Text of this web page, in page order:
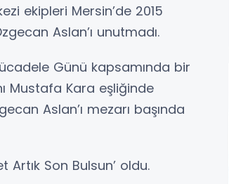
ekipleri Mersin’de 2015
Aslan’ı unutmadı.
Günü kapsamında bir
Mustafa Kara eşliğinde
Aslan’ı mezarı başında
Artık Son Bulsun’ oldu.